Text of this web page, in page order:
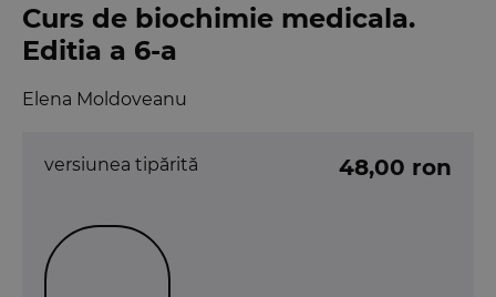
Curs de biochimie medicala.
Editia a 6-a
Elena Moldoveanu
versiunea tipărită 48,00 ron